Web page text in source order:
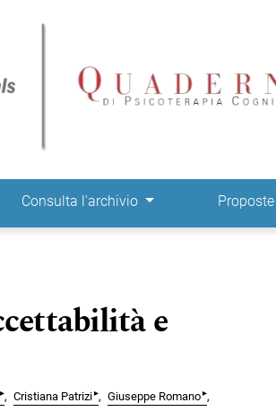
Consulta l'archivio Proposte
e
▸ Cristiana Patrizi▸ Giuseppe Romano▸